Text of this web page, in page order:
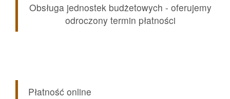
Obsługa jednostek budżetowych - oferujemy
odroczony termin płatności
Płatność online